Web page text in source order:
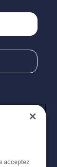
Les prix
acceptez